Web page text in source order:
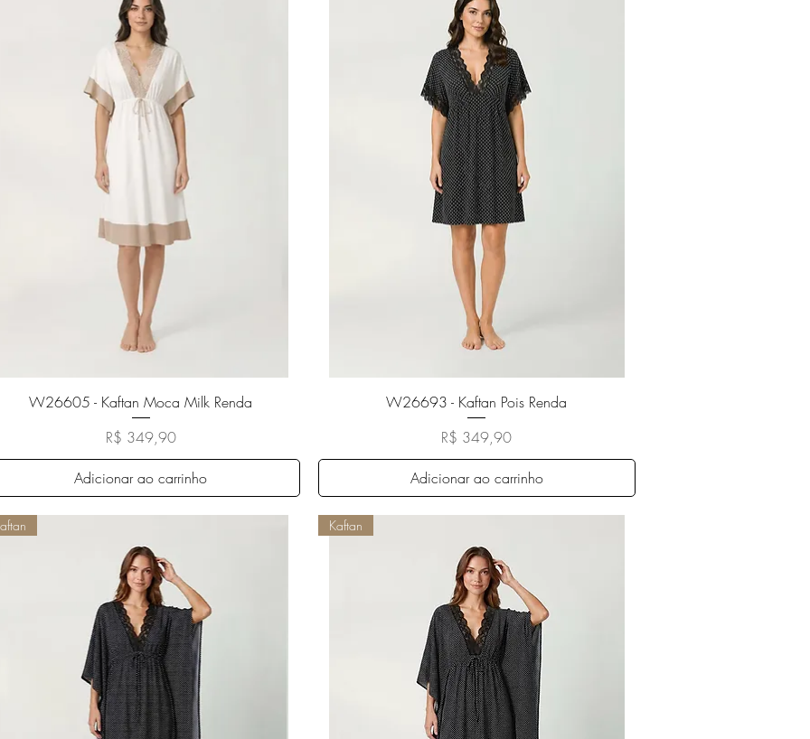
Visualização rápida
W26605 - Kaftan Moca Milk Renda
Preço
R$ 349,90
Adicionar ao carrinho
Visualização rápida
W26693 - Kaftan Pois Renda
Preço
R$ 349,90
Adicionar ao carrinho
Kaftan